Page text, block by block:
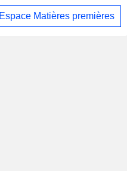
Espace Matières premières